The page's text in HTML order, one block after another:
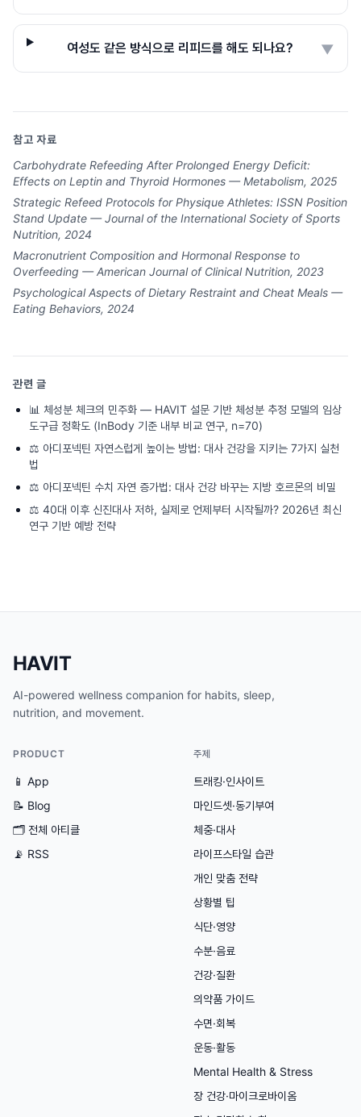
여성도 같은 방식으로 리피드를 해도 되나요? ▼
참고 자료
Carbohydrate Refeeding After Prolonged Energy Deficit:
Effects on Leptin and Thyroid Hormones — Metabolism, 2025
Strategic Refeed Protocols for Physique Athletes: ISSN Position
Stand Update — Journal of the International Society of Sports
Nutrition, 2024
Macronutrient Composition and Hormonal Response to
Overfeeding — American Journal of Clinical Nutrition, 2023
Psychological Aspects of Dietary Restraint and Cheat Meals —
Eating Behaviors, 2024
관련 글
📊 체성분 체크의 민주화 — HAVIT 설문 기반 체성분 추정 모델의 임상
도구급 정확도 (InBody 기준 내부 비교 연구, n=70)
⚖️ 아디포넥틴 자연스럽게 높이는 방법: 대사 건강을 지키는 7가지 실천
법
⚖️ 아디포넥틴 수치 자연 증가법: 대사 건강 바꾸는 지방 호르몬의 비밀
⚖️ 40대 이후 신진대사 저하, 실제로 언제부터 시작될까? 2026년 최신
연구 기반 예방 전략
HAVIT
AI-powered wellness companion for habits, sleep,
nutrition, and movement.
PRODUCT
📱 App
📝 Blog
🗂 전체 아티클
📡 RSS
주제
트래킹·인사이트
마인드셋·동기부여
체중·대사
라이프스타일 습관
개인 맞춤 전략
상황별 팁
식단·영양
수분·음료
건강·질환
의약품 가이드
수면·회복
운동·활동
Mental Health & Stress
장 건강·마이크로바이옴